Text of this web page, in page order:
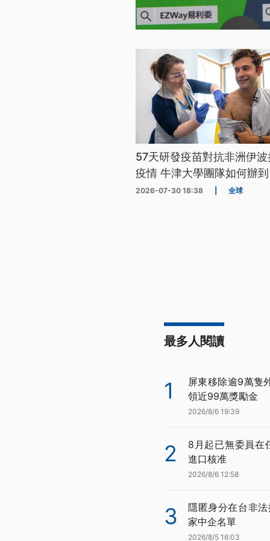
57天研發疫苗對抗非洲伊
疫情 牛津大學團隊如何辦
2026-07-30 18:38 全球
最多人閱讀
1
屏東移除逾9萬隻
領近99萬獎勵金
2026/8/6 19:39
2
8月起已無委員在
進口核准
2026/8/6 12:58
3
隱匿身分在台非
家中企名單
2026/8/5 16:03